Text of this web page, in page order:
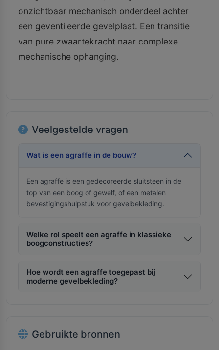
onzichtbaar mechanisch onderdeel achter
een geventileerde gevelplaat. Een transitie
van pure zwaartekracht naar complexe
mechanische ophanging.
Veelgestelde vragen
Wat is een agraffe in de bouw?
Een agraffe is een gedecoreerde sluitsteen in de
top van een boog of gewelf, of een metalen
bevestigingshulpstuk voor gevelbekleding.
Welke rol speelt een agraffe in klassieke
boogconstructies?
Hoe wordt een agraffe toegepast bij
moderne gevelbekleding?
Gebruikte bronnen